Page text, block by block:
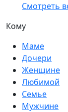
Смотреть
Кому
Маме
Дочери
Женщине
Любимой
Семье
Мужчине